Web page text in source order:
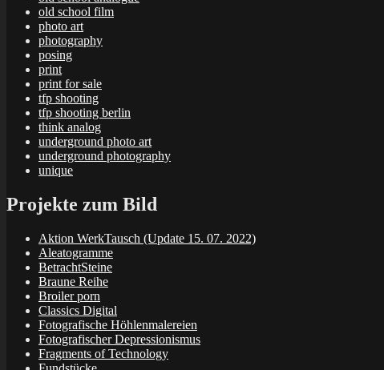
old school film
photo art
photography
posing
print
print for sale
tfp shooting
tfp shooting berlin
think analog
underground photo art
underground photography
unique
Projekte zum Bild
Aktion WerkTausch (Update 15. 07. 2022)
Aleatogramme
BetrachtSteine
Braune Reihe
Broiler porn
Classics Digital
Fotografische Höhlenmalereien
Fotografischer Depressionismus
Fragments of Technology